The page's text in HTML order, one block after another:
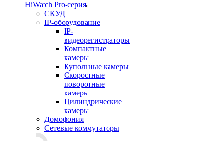
HiWatch Pro-серия
CКУД
IP-оборудование
IP-
видеорегистраторы
Компактные
камеры
Купольные камеры
Скоростные
поворотные
камеры
Цилиндрические
камеры
Домофония
Сетевые коммутаторы